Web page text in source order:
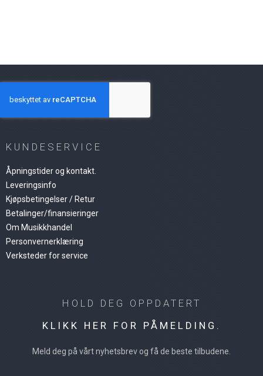
KUNDESERVICE
Åpningstider og kontakt.
Leveringsinfo
Kjøpsbetingelser / Retur
Betalinger/finansieringer
Om Musikkhandel
Personvernerklæring
Verksteder for service
HOLD DEG OPPDATERT
KLIKK HER FOR PÅMELDING.
Meld deg på vårt nyhetsbrev og få de beste tilbudene.